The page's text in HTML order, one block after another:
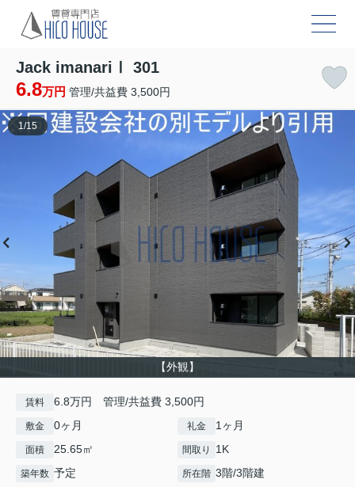
Jack imanariⅠ 301
6.8万円 管理/共益費 3,500円
【外観】
1 /15
賃料 6.8万円 管理/共益費 3,500円
敷金 0ヶ月 礼金 1ヶ月
面積 25.65㎡ 間取り 1K
築年数 予定 所在階 3階/3階建